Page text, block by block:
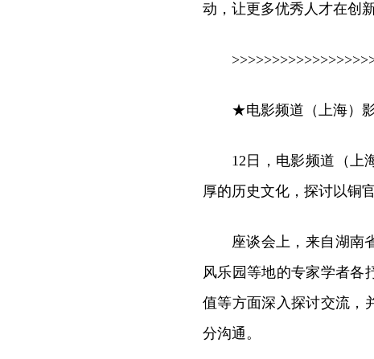
动，让更多优秀人才在创
★电影频道（上海）
12日，电影频道（上
厚的历史文化，探讨以铜
座谈会上，来自湖南
风乐园等地的专家学者各
值等方面深入探讨交流，
分沟通。